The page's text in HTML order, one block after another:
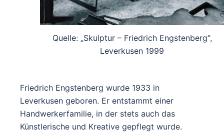
Quelle: „Skulptur – Friedrich Engstenberg“,
Leverkusen 1999
Friedrich Engstenberg wurde 1933 in
Leverkusen geboren. Er entstammt einer
Handwerkerfamilie, in der stets auch das
Künstlerische und Kreative gepflegt wurde.